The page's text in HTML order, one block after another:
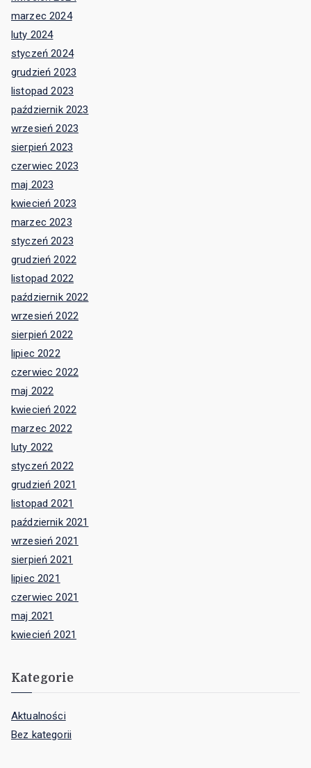
marzec 2024
luty 2024
styczeń 2024
grudzień 2023
listopad 2023
październik 2023
wrzesień 2023
sierpień 2023
czerwiec 2023
maj 2023
kwiecień 2023
marzec 2023
styczeń 2023
grudzień 2022
listopad 2022
październik 2022
wrzesień 2022
sierpień 2022
lipiec 2022
czerwiec 2022
maj 2022
kwiecień 2022
marzec 2022
luty 2022
styczeń 2022
grudzień 2021
listopad 2021
październik 2021
wrzesień 2021
sierpień 2021
lipiec 2021
czerwiec 2021
maj 2021
kwiecień 2021
Kategorie
Aktualności
Bez kategorii